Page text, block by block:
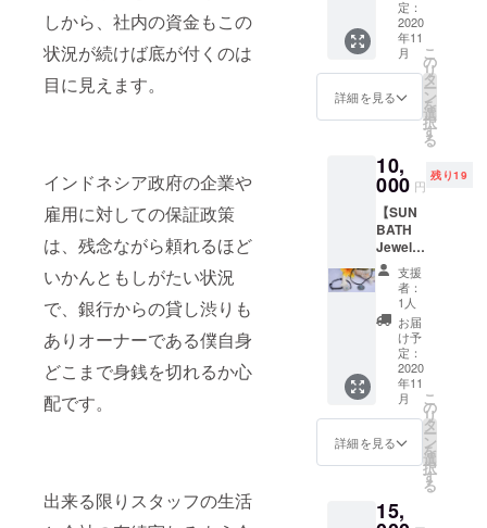
しから、社内の資金もこの
状況が続けば底が付くのは
目に見えます。
インドネシア政府の企業や
雇用に対しての保証政策
は、残念ながら頼れるほど
いかんともしがたい状況
で、銀行からの貸し渋りも
ありオーナーである僕自身
どこまで身銭を切れるか心
配です。
出来る限りスタッフの生活
ネット/
ペリ
ドット
（天然
石はお
選びい
チェー
ン長
さ：本
体40cm
＋ア
ジャス
ター
チェー
ン５cm
まれま
す。 ・
全ての
ツアー
でご利
用いた
だけま
す。 ・
会社が
存続す
る限り
有効で
す。 ・
おつり
が発生
する場
合はル
ピアで
の返金
となり
ます。
（ツ
アー当
日の
レート
チケッ
定：
2020
年11
月
詳細を見る
こ
の
リ
タ
ー
ン
を
選
択
す
る
10,
000 円
残り19
【SUN
BATH
Jewelry
提供
バリ島
チュル
ク製シ
ルバー
ジュエ
リー】
アジア
ン文様
ペンダ
ント・
ブレス
レット
素材：
支援
者：
1人
お届
け予
定：
2020
年11
月
詳細を見る
こ
の
リ
タ
ー
ン
を
選
択
す
る
15,